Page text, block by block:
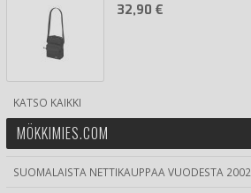
32,90 €
KATSO KAIKKI
MÖKKIMIES.COM
SUOMALAISTA NETTIKAUPPAA VUODESTA 2002